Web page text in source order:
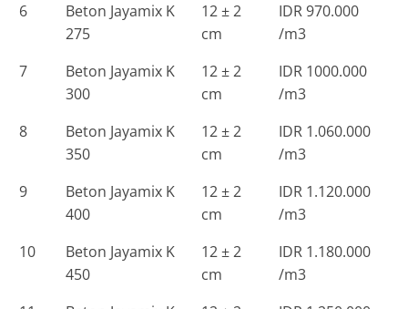
6
Beton Jayamix K
275
12 ± 2
cm
IDR 970.000
/m3
7
Beton Jayamix K
300
12 ± 2
cm
IDR 1000.000
/m3
8
Beton Jayamix K
350
12 ± 2
cm
IDR 1.060.000
/m3
9
Beton Jayamix K
400
12 ± 2
cm
IDR 1.120.000
/m3
10
Beton Jayamix K
450
12 ± 2
cm
IDR 1.180.000
/m3